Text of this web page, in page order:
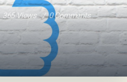
365 Views 0 Comments